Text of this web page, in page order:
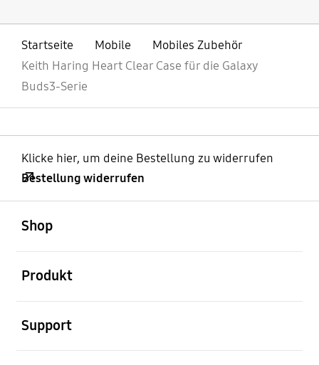
Startseite Mobile
Mobiles Zubehör
Keith Haring Heart Clear Case für die Galaxy
Buds3-Serie
Klicke hier, um deine Bestellung zu widerrufen
Bestellung widerrufen
Shop
Produkt
Support